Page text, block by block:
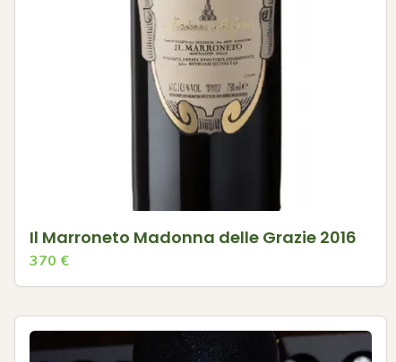
Il Marroneto Madonna delle Grazie 2016
370 €